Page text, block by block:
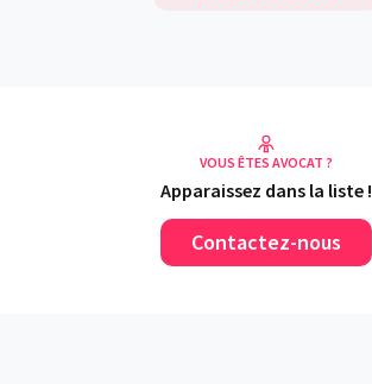
VOUS ÊTES AVOCAT ?
Apparaissez dans la liste !
Contactez-nous